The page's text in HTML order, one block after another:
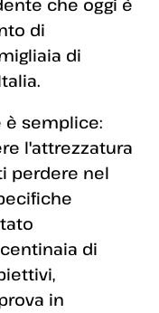
che oggi è
di
di
è semplice:
l'attrezzatura
perdere nel
di
in